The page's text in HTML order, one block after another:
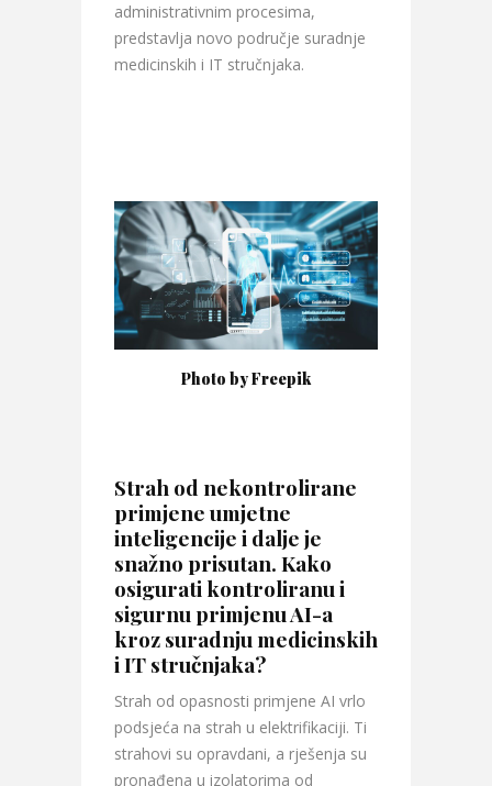
administrativnim procesima,
predstavlja novo područje suradnje
medicinskih i IT stručnjaka.
Photo by Freepik
Strah od nekontrolirane
primjene umjetne
inteligencije i dalje je
snažno prisutan. Kako
osigurati kontroliranu i
sigurnu primjenu AI-a
kroz suradnju medicinskih
i IT stručnjaka?
Strah od opasnosti primjene AI vrlo
podsjeća na strah u elektrifikaciji. Ti
strahovi su opravdani, a rješenja su
pronađena u izolatorima od